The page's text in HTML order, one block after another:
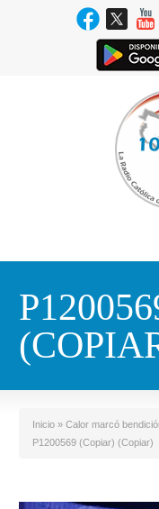
Inicio » Calor marcó
P1200569 (Copiar) (Copiar)